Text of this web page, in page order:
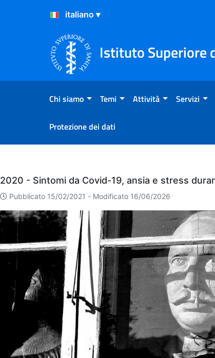
Salta al Contenuto
Salta al Footer
Istituto Superiore
Chi siamo Temi Attività Servizi
Protezione dei dati
Eventi
2020 - Sintomi da Covid-19, ansia e stress
Pubblicato 15/02/2021 - Modificato 16/06/2026